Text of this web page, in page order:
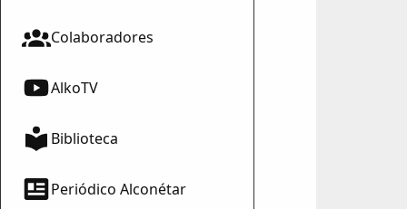
Colaboradores
AlkoTV
Biblioteca
Periódico Alconétar